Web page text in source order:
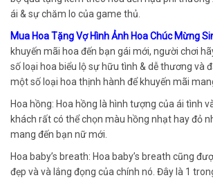
ái & sự chăm lo của game thủ.
Mua Hoa Tặng Vợ Hình Ảnh Hoa Chúc Mừng
khuyến mãi hoa đến bạn gái mới, người chơi
số loại hoa biểu lộ sự hữu tình & dễ thương và
một số loại hoa thịnh hành để khuyến mãi
Hoa hồng: Hoa hồng là hình tượng của ái tình
khách rất có thể chọn màu hồng nhạt hay đỏ
mang đến bạn nữ mới.
Hoa baby’s breath: Hoa baby’s breath cũng
đẹp và và lắng đọng của chính nó. Đây là 1